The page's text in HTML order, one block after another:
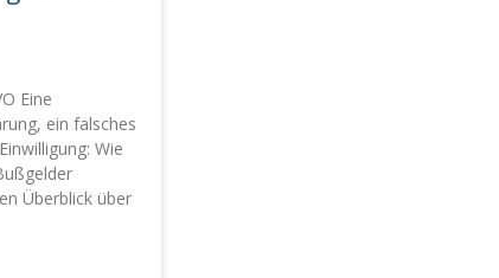
Eine
ein falsches
Wie
Überblick über